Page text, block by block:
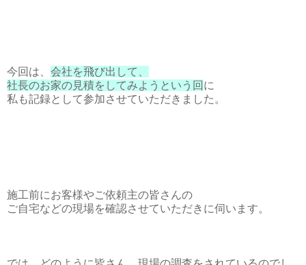
今回は、 会社を飛び出して、
社長のお家の見積をしてみようという回 に
私も記録として参加させていただきました。
施工前にお客様やご依頼主の皆さんの
ご自宅などの現場を確認させていただきに伺います。